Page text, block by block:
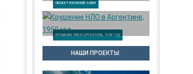
ОБЪЕКТ В ЮЖНОЙ АЗИИ
КРУШЕНИЕ НЛО В АРГЕНТИНЕ, 1950 ГОД
НАШИ ПРОЕКТЫ: